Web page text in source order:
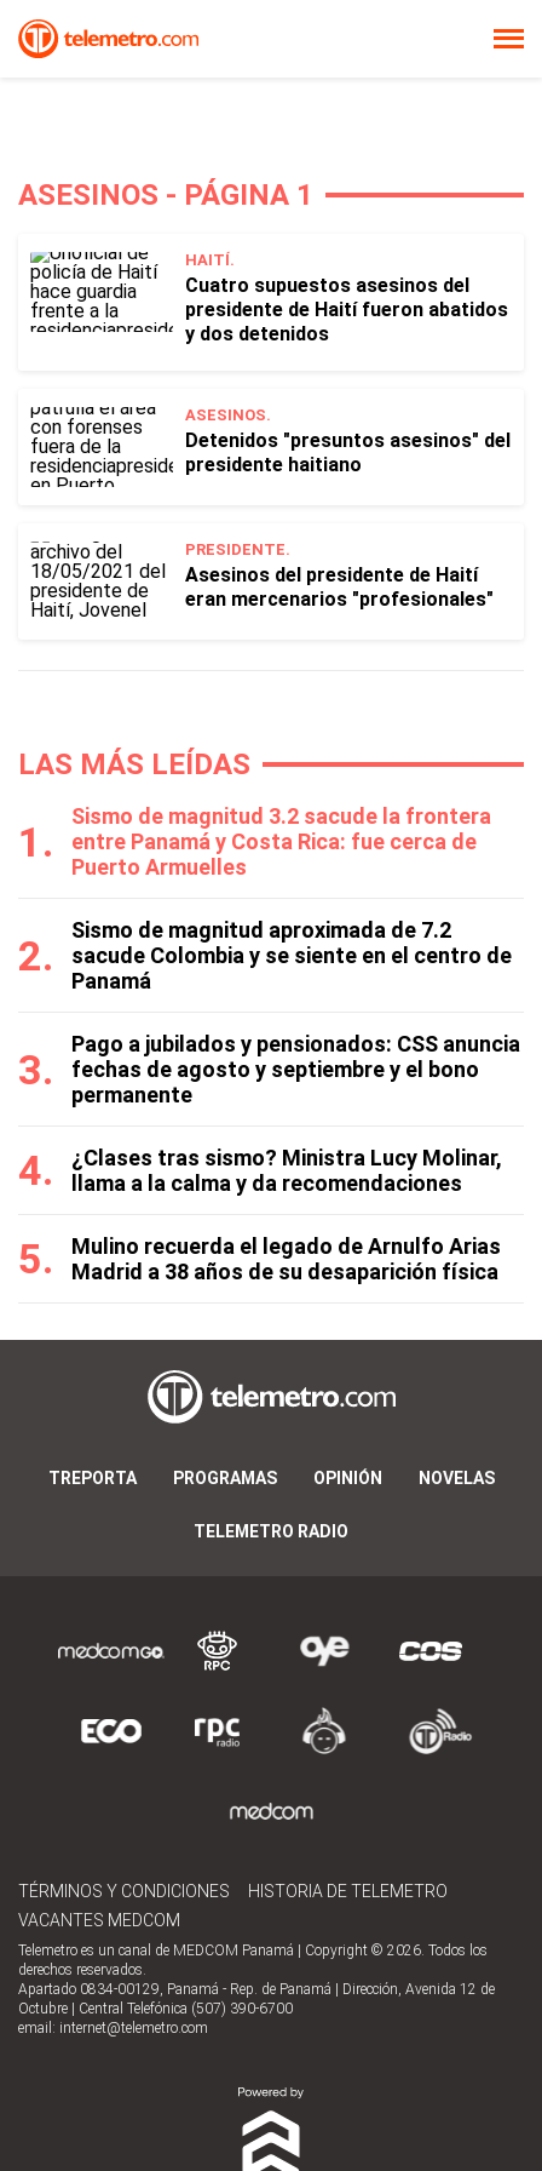
ASESINOS - PÁGINA 1
HAITÍ.
Cuatro supuestos asesinos del
presidente de Haití fueron abatidos
y dos detenidos
ASESINOS.
Detenidos "presuntos asesinos" del
presidente haitiano
PRESIDENTE.
Asesinos del presidente de Haití
eran mercenarios "profesionales"
LAS MÁS LEÍDAS
Sismo de magnitud 3.2 sacude la frontera
entre Panamá y Costa Rica: fue cerca de
Puerto Armuelles
Sismo de magnitud aproximada de 7.2
sacude Colombia y se siente en el centro de
Panamá
Pago a jubilados y pensionados: CSS anuncia
fechas de agosto y septiembre y el bono
permanente
¿Clases tras sismo? Ministra Lucy Molinar,
llama a la calma y da recomendaciones
Mulino recuerda el legado de Arnulfo Arias
Madrid a 38 años de su desaparición física
TREPORTA PROGRAMAS OPINIÓN NOVELAS
TELEMETRO RADIO
TÉRMINOS Y CONDICIONES
HISTORIA DE TELEMETRO
VACANTES MEDCOM
Telemetro es un canal de MEDCOM Panamá | Copyright © 2026. Todos los
derechos reservados.
Apartado 0834-00129, Panamá - Rep. de Panamá | Dirección, Avenida 12 de
Octubre | Central Telefónica (507) 390-6700
email: internet@telemetro.com